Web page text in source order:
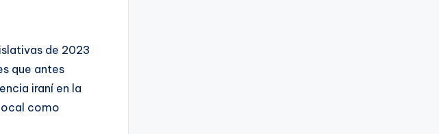
de 2023
que antes
iraní en la
como